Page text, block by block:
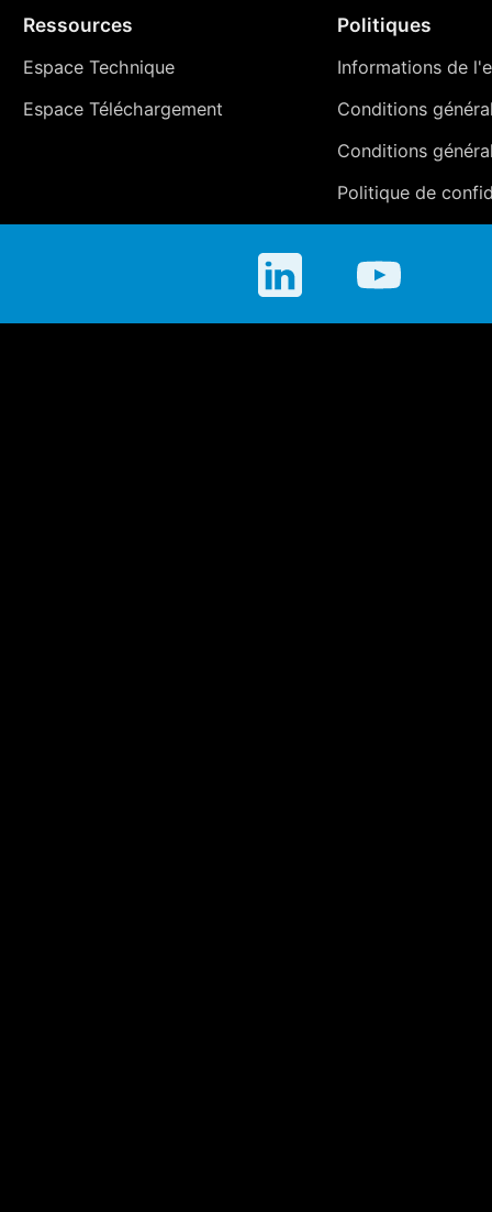
Ressources
Espace Technique
Espace Téléchargement
Politiques
Informations de
Conditions
Conditions
Politique de